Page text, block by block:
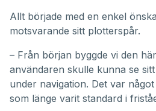
Allt började med en enkel
motsvarande sitt plotterspår.
– Från början byggde vi den
användaren skulle kunna se
under navigation. Det var
som länge varit standard i